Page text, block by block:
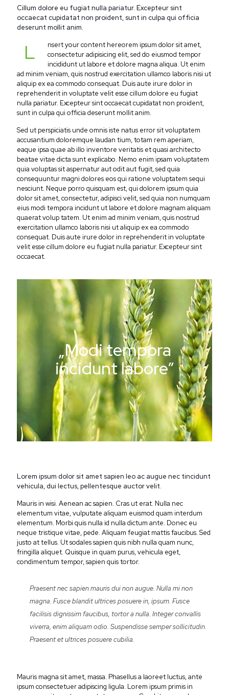
Cillum dolore eu fugiat nulla pariatur. Excepteur sint
occaecat cupidatat non proident, sunt in culpa qui officia
deserunt mollit anim.
L
nsert your content hereorem ipsum dolor sit amet,
consectetur adipisicing elit, sed do eiusmod tempor
incididunt ut labore et dolore magna aliqua. Ut enim
ad minim veniam, quis nostrud exercitation ullamco laboris nisi ut
aliquip ex ea commodo consequat. Duis aute irure dolor in
reprehenderit in voluptate velit esse cillum dolore eu fugiat
nulla pariatur. Excepteur sint occaecat cupidatat non proident,
sunt in culpa qui officia deserunt mollit anim.
Sed ut perspiciatis unde omnis iste natus error sit voluptatem
accusantium doloremque laudan tium, totam rem aperiam,
eaque ipsa quae ab illo inventore veritatis et quasi architecto
beatae vitae dicta sunt explicabo. Nemo enim ipsam voluptatem
quia voluptas sit aspernatur aut odit aut fugit, sed quia
consequuntur magni dolores eos qui ratione voluptatem sequi
nesciunt. Neque porro quisquam est, qui dolorem ipsum quia
dolor sit amet, consectetur, adipisci velit, sed quia non numquam
eius modi tempora incidunt ut labore et dolore magnam aliquam
quaerat volup tatem. Ut enim ad minim veniam, quis nostrud
exercitation ullamco laboris nisi ut aliquip ex ea commodo
consequat. Duis aute irure dolor in reprehenderit in voluptate
velit esse cillum dolore eu fugiat nulla pariatur. Excepteur sint
occaecat.
„Modi tempora
incidunt labore”
Lorem ipsum dolor sit amet sapien leo ac augue nec tincidunt
vehicula, dui lectus, pellentesque auctor velit.
Mauris in wisi. Aenean ac sapien. Cras ut erat. Nulla nec
elementum vitae, vulputate aliquam euismod quam interdum
elementum. Morbi quis nulla id nulla dictum ante. Donec eu
neque tristique vitae, pede. Aliquam feugiat mattis faucibus. Sed
justo at tellus. Ut sodales sapien quis nibh nulla quam nunc,
fringilla aliquet. Quisque in quam purus, vehicula eget,
condimentum tempor, sapien quis tortor.
Praesent nec sapien mauris dui non augue. Nulla mi non
magna. Fusce blandit ultrices posuere in, ipsum. Fusce
facilisis dignissim faucibus, tortor a nulla. Integer convallis
viverra, enim aliquam odio. Suspendisse semper sollicitudin.
Praesent et ultrices posuere cubilia.
Mauris magna sit amet, massa. Phasellus a laoreet luctus, ante
ipsum consectetuer adipiscing ligula. Lorem ipsum primis in